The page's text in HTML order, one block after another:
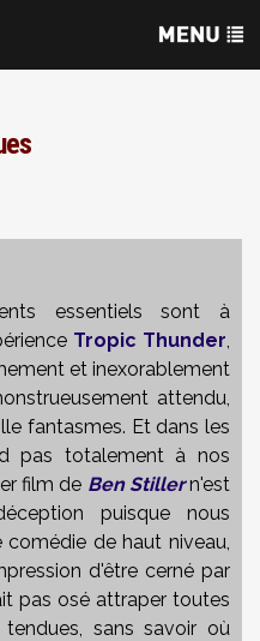
essentiels sont à
Tropic Thunder,
et inexorablement
attendu,
fantasmes. Et dans les
pas totalement à nos
film de Ben Stillern'est
puisque nous
de haut niveau,
d'être cerné par
pas osé attraper toutes
sans savoir où